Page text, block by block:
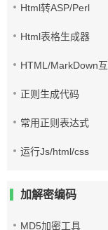
Html转ASP/Perl
Html表格生成器
HTML/MarkDown
正则生成代码
常用正则表达式
运行Js/html/css
加解密编码
MD5加密工具